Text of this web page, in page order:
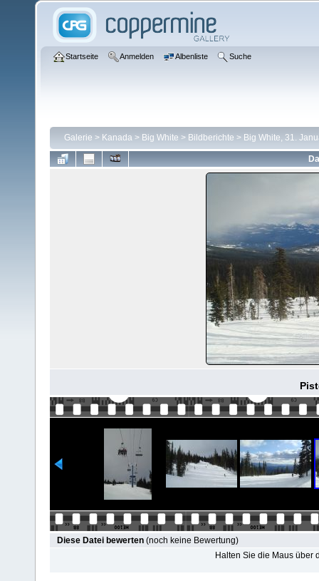
Startseite Anmelden Albenliste Suche
Galerie > Kanada > Big White > Bildberichte > Big White, 31.
Diese Datei bewerten (noch keine Bewertung)
Halten Sie die Maus über